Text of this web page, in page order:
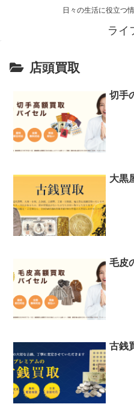
日々の生活に役立つ
ライ
店頭買取
切手
大黒
毛皮
古銭